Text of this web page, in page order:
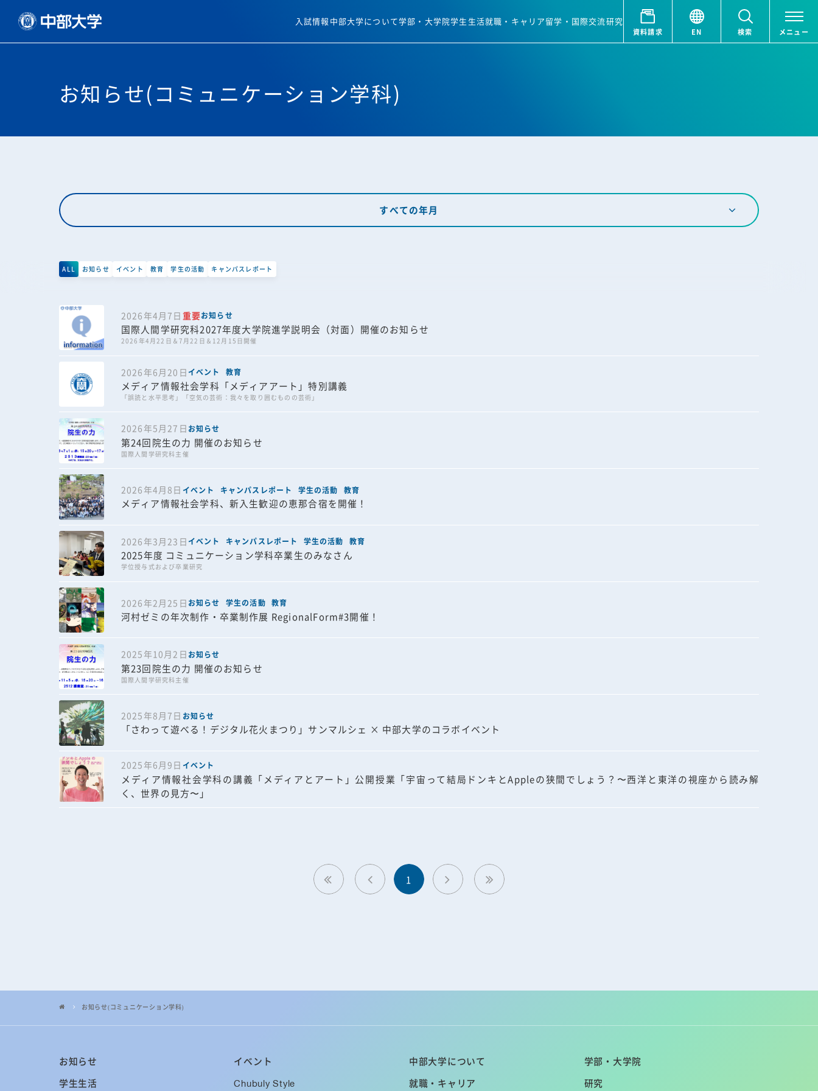
入試情報 中部大学について学部・大学院学生生活就職・キャリア留学・国際交流研究
資料請求 EN 検索 メニュー
お知らせ(コミュニケーション学科)
すべての年月
ALL お知らせ イベント 教育 学生の活動 キャンパスレポート
2026年4月7日 重要お知らせ
国際人間学研究科2027年度大学院進学説明会（対面）開催のお知らせ
2026年4月22日＆7月22日＆12月15日開催
2026年6月20日 イベント 教育
メディア情報社会学科「メディアアート」特別講義
「誤読と水平思考」「空気の芸術：我々を取り囲むものの芸術」
2026年5月27日 お知らせ
第24回院生の力 開催のお知らせ
国際人間学研究科主催
2026年4月8日 イベント キャンパスレポート 学生の活動 教育
メディア情報社会学科、新入生歓迎の恵那合宿を開催！
2026年3月23日 イベント キャンパスレポート 学生の活動 教育
2025年度 コミュニケーション学科卒業生のみなさん
学位授与式および卒業研究
2026年2月25日 お知らせ 学生の活動 教育
河村ゼミの年次制作・卒業制作展 RegionalForm#3開催！
2025年10月2日 お知らせ
第23回院生の力 開催のお知らせ
国際人間学研究科主催
2025年8月7日 お知らせ
「さわって遊べる！デジタル花火まつり」サンマルシェ × 中部大学のコラボイベント
2025年6月9日 イベント
メディア情報社会学科の講義「メディアとアート」公開授業「宇宙って結局ドンキとAppleの狭間でしょう？〜西洋と東洋の視座から読み解
く、世界の見方〜」
1
お知らせ(コミュニケーション学科)
お知らせ イベント 中部大学について 学部・大学院
学生生活 Chubuly Style 就職・キャリア 研究